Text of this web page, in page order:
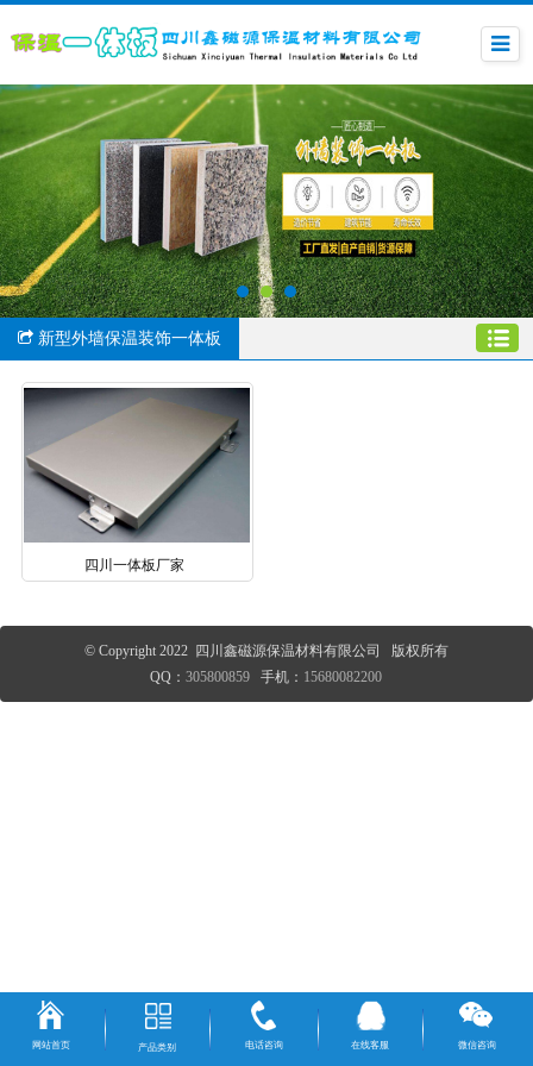
新型外墙保温装饰一体板
四川一体板厂家
© Copyright 2022 四川鑫磁源保温材料有限公司 版权所有
QQ：305800859 手机： 15680082200
网站首页 产品类别 电话咨询 在线客服 微信咨询